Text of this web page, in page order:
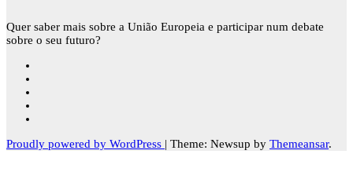
Quer saber mais sobre a União Europeia e participar num debate
sobre o seu futuro?
Proudly powered by WordPress | Theme: Newsup by Themeansar.